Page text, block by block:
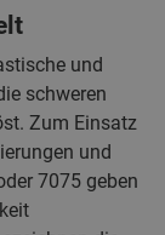
und
schweren
Zum Einsatz
und
7075 geben